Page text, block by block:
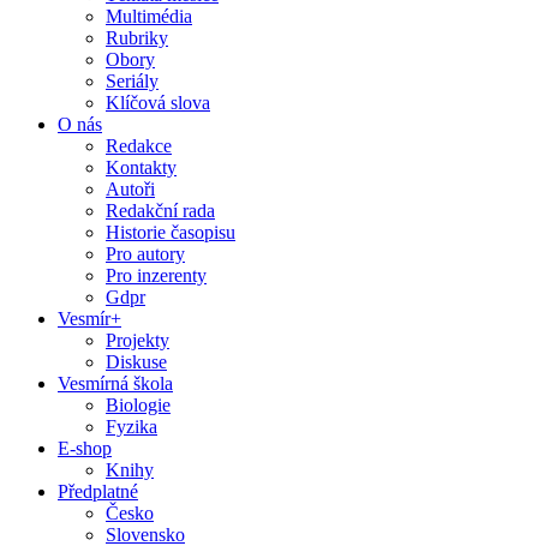
Multimédia
Rubriky
Obory
Seriály
Klíčová slova
O nás
Redakce
Kontakty
Autoři
Redakční rada
Historie časopisu
Pro autory
Pro inzerenty
Gdpr
Vesmír+
Projekty
Diskuse
Vesmírná škola
Biologie
Fyzika
E-shop
Knihy
Předplatné
Česko
Slovensko